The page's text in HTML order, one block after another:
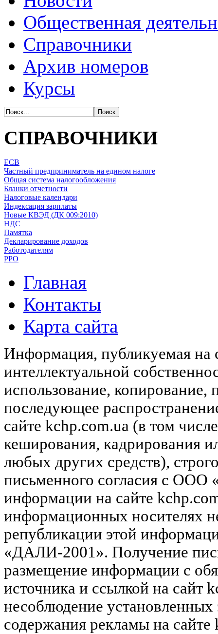
Общественная
Справочники
Архив номеров
Курсы
СПРАВОЧНИКИ
ЕСВ
Частный предприниматель на едином налоге
Общая система налогообложения
Бланки отчетности
Налоговые календари
Индексация зарплаты
Новые КВЭД (ДК 009:2010)
НДС
Памятка
Декларирование доходов
Работодателям
РРО
Главная
Контакты
Карта сайта
Информация, публикуемая на
интеллектуальной
использование, копирование,
последующее
сайте kchp.com.ua (в том
кеширования, кадрирования
любых других средств),
письменного согласия с
информации на сайте
информационных носителях
републикации этой
«ДАЛИ-2001». Получение
размещение информации с
источника и ссылкой на сайт
несоблюдение установленных
содержания рекламы на сайте